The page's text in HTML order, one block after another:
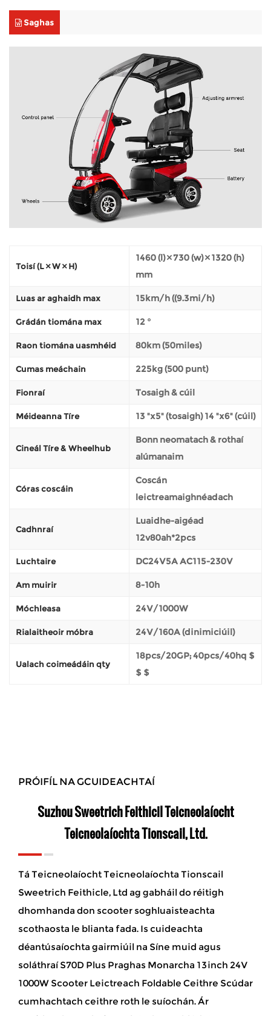
Saghas
Toisí (L × W × H)
1460 (l) × 730 (w) × 1320 (h)
mm
Luas ar aghaidh max 15km/h ((9.3mi/h)
Grádán tiomána max 12 °
Raon tiomána uasmhéid 80km (50miles)
Cumas meáchain 225kg (500 punt)
Fionraí Tosaigh & cúil
Méideanna Tíre 13 "x5" (tosaigh) 14 "x6" (cúil)
Cineál Tíre & Wheelhub
Bonn neomatach & rothaí
alúmanaim
Córas coscáin
Coscán
leictreamaighnéadach
Cadhnraí
Luaidhe-aigéad
12v80ah*2pcs
Luchtaire DC24V5A AC115-230V
Am muirir 8-10h
Móchleasa 24V/1000W
Rialaitheoir móbra 24V/160A (dinimiciúil)
Ualach coimeádáin qty
18pcs/20GP; 40pcs/40hq $
$ $
PRÓIFÍL NA GCUIDEACHTAÍ
Suzhou Sweetrich Feithicil Teicneolaíocht
Teicneolaíochta Tionscail, Ltd.
Tá Teicneolaíocht Teicneolaíochta Tionscail
Sweetrich Feithicle, Ltd ag gabháil do réitigh
dhomhanda don scooter soghluaisteachta
scothaosta le blianta fada. Is cuideachta
déantúsaíochta gairmiúil na Síne muid agus
soláthraí S70D Plus Praghas Monarcha 13inch 24V
1000W Scooter Leictreach Foldable Ceithre Scúdar
cumhachtach ceithre roth le suíochán. Ár